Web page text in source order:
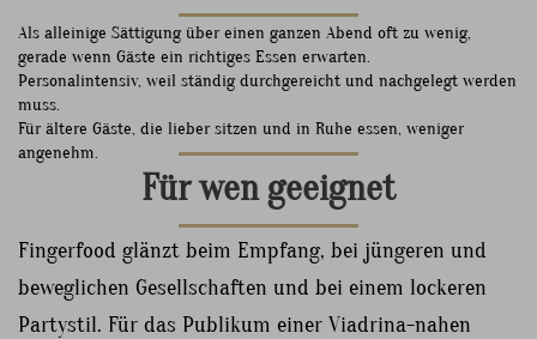
Als alleinige Sättigung über einen ganzen Abend oft zu wenig,
gerade wenn Gäste ein richtiges Essen erwarten.
Personalintensiv, weil ständig durchgereicht und nachgelegt werden
muss.
Für ältere Gäste, die lieber sitzen und in Ruhe essen, weniger
angenehm.
Für wen geeignet
Fingerfood glänzt beim Empfang, bei jüngeren und
beweglichen Gesellschaften und bei einem lockeren
Partystil. Für das Publikum einer Viadrina-nahen